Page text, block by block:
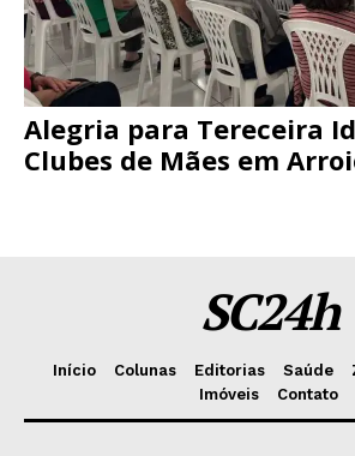
Alegria para Tereceira
Clubes de Mães em
SC24h
Início Colunas Editorias Saúde
Imóveis
Contato